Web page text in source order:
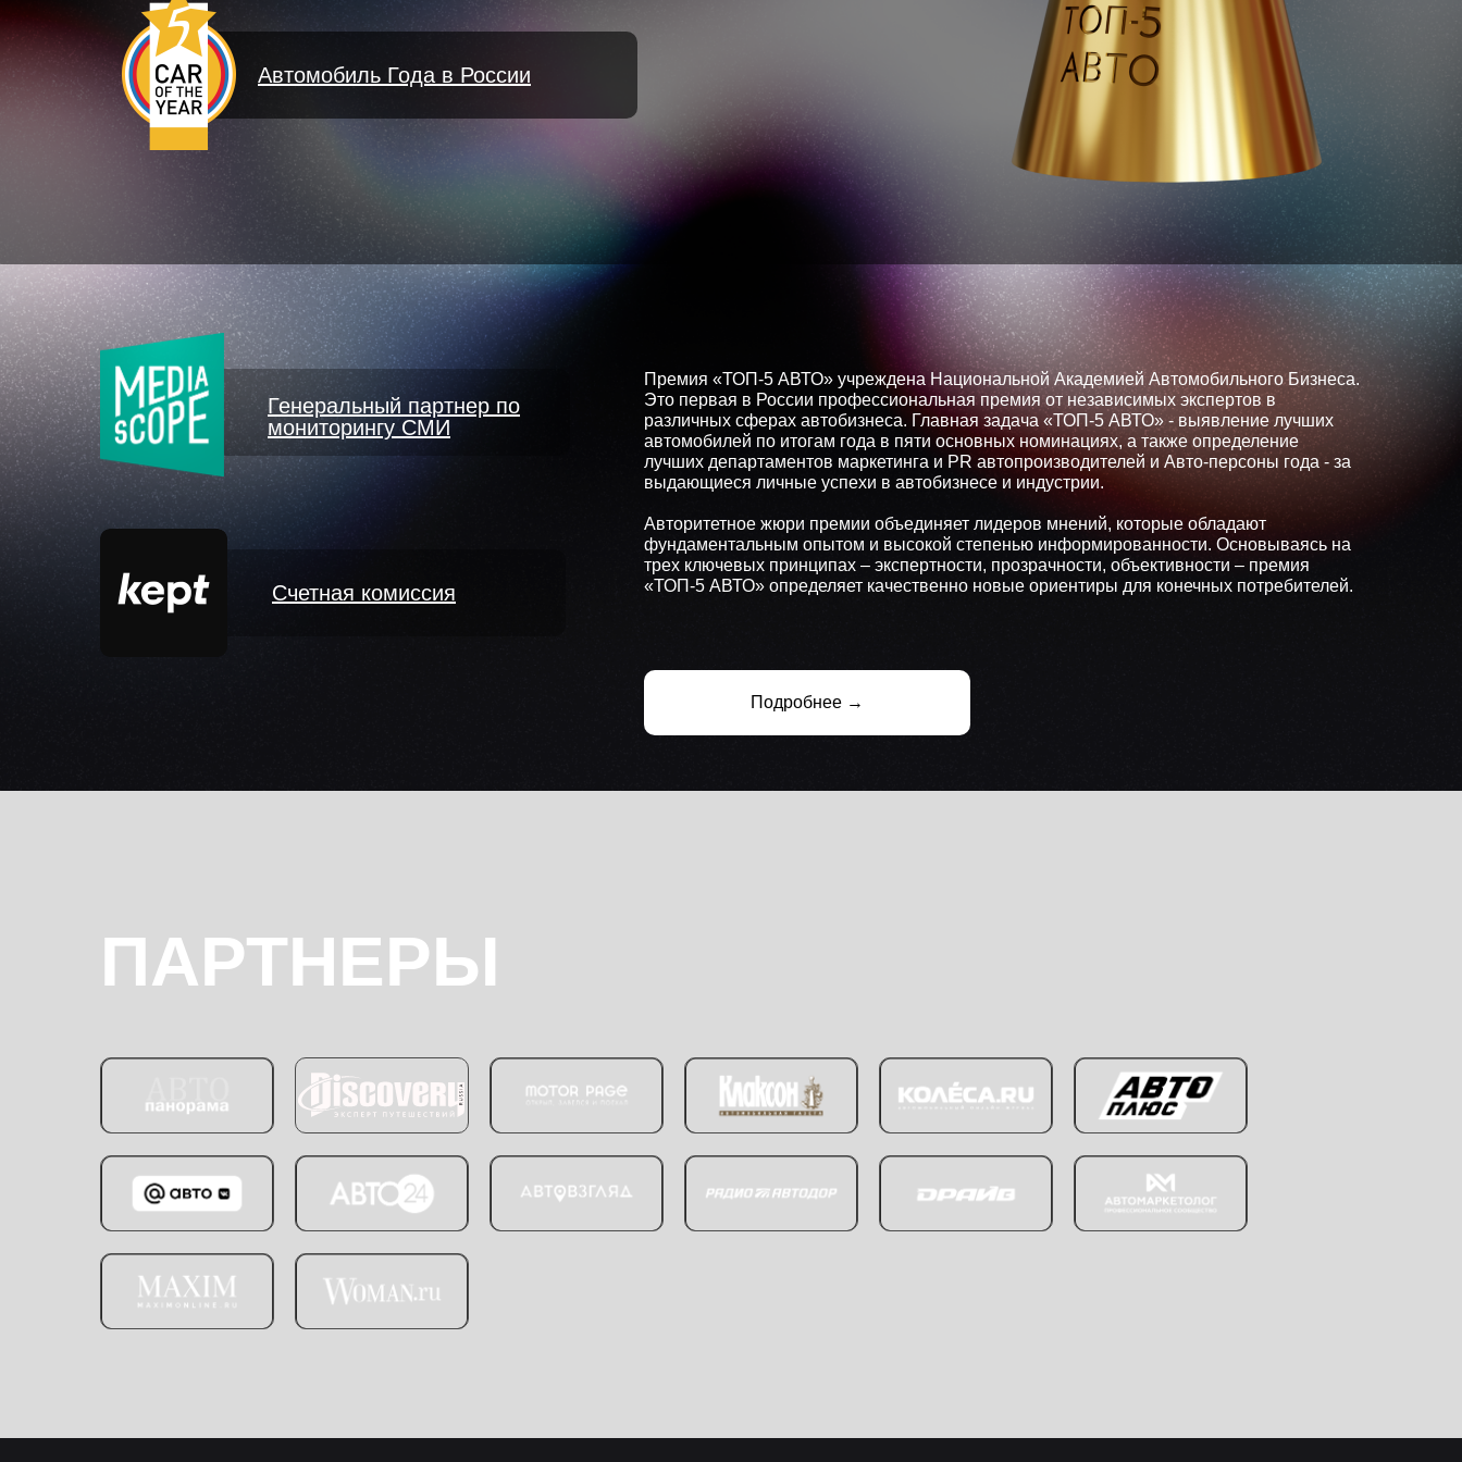
Премия «ТОП-5 АВТО» учреждена Национальной Академией Автомобильного Бизнеса.
Это первая в России профессиональная премия от независимых экспертов в
различных сферах автобизнеса. Главная задача «ТОП-5 АВТО» - выявление лучших
автомобилей по итогам года в пяти основных номинациях, а также определение
лучших департаментов маркетинга и PR автопроизводителей и Авто-персоны года - за
выдающиеся личные успехи в автобизнесе и индустрии.
Авторитетное жюри премии объединяет лидеров мнений, которые обладают
фундаментальным опытом и высокой степенью информированности. Основываясь на
трех ключевых принципах – экспертности, прозрачности, объективности – премия
«ТОП-5 АВТО» определяет качественно новые ориентиры для конечных потребителей.
Автомобиль Года в России
Генеральный партнер по
мониторингу СМИ
Счетная комиссия
Подробнее →
ПАРТНЕРЫ